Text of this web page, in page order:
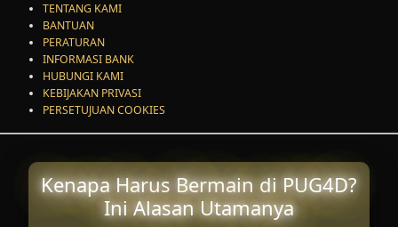
TENTANG KAMI
BANTUAN
PERATURAN
INFORMASI BANK
HUBUNGI KAMI
KEBIJAKAN PRIVASI
PERSETUJUAN COOKIES
Kenapa Harus Bermain di PUG4D?
Ini Alasan Utamanya